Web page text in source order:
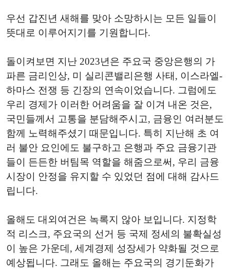
우선 갑진년 새해를 맞아 소망하시는 모든 일들이
뜻대로 이루어지기를 기원합니다.
돌이켜보면 지난 2023년은 주요국 중앙은행의 가
파른 금리인상, 미 실리콘밸리은행 사태, 이스라엘-
하마스 전쟁 등 긴장의 연속이었습니다. 그럼에도
우리 경제가 이러한 어려움을 잘 이겨 내온 것은,
국민들께서 고통을 분담해주시고, 금융인 여러분도
함께 노력해주셨기 때문입니다. 특히 지난해 초 여
러 불안 요인에도 불구하고 은행과 주요 금융기관
들이 든든한 버팀목 역할을 해줌으로써, 우리 금융
시장이 안정을 유지할 수 있었던 점에 대해 감사드
립니다.
올해도 대외여건은 녹록지 않아 보입니다. 지정학
적 리스크, 주요국의 선거 등 국제 정세의 불확실성
이 높은 가운데, 세계경제 성장세가 약화될 것으로
예상됩니다. 그래도 올해는 주요국의 경기둔화가